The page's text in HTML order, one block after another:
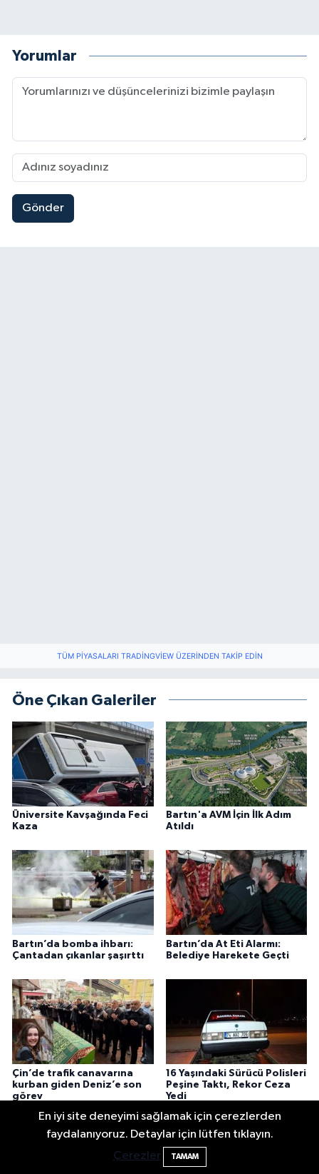
Yorumlar
Gönder
TÜM PIYASALARI TRADINGVIEW ÜZERINDEN TAKIP EDIN
Öne Çıkan Galeriler
Üniversite Kavşağında Feci
Kaza
Bartın'a AVM İçin İlk Adım
Atıldı
Bartın’da bomba ihbarı:
Çantadan çıkanlar şaşırttı
Bartın’da At Eti Alarmı:
Belediye Harekete Geçti
Çin’de trafik canavarına
kurban giden Deniz’e son
görev
16 Yaşındaki Sürücü Polisleri
Peşine Taktı, Rekor Ceza
Yedi
21:38 |Fındık Üreticilerini Rahatlatan Açıklama:
18:40 |Drakula böceği Bartın’da: Fındık için tehlike
16:30 |Valiliğin yasağına rağmen denize giren hakem
Bartın’da alarm: 10 kişi boğulmaktan böyle
Festivalde at yarışında kaza: 2 at öldü, 1 jokey
En iyi site deneyimi sağlamak için çerezlerden
faydalanıyoruz. Detaylar için lütfen tıklayın.
Çerezler
TAMAM